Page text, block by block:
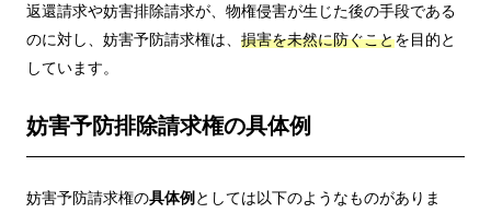
返還請求や妨害排除請求が、物権侵害が生じた後の手段である
のに対し、妨害予防請求権は、 損害を未然に防ぐことを目的と
しています。
妨害予防排除請求権の具体例
妨害予防請求権の具体例 としては以下のようなものがありま